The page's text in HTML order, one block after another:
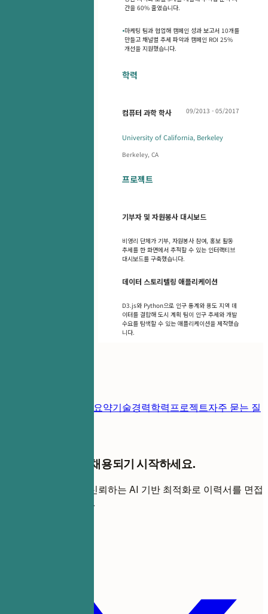
간을 60% 줄였습니다.
•마케팅 팀과 협업해 캠페인 성과 보고서 10개를
만들고 채널별 추세 파악과 캠페인 ROI 25%
개선을 지원했습니다.
학력
컴퓨터 과학 학사 09/2013 - 05/2017
University of California, Berkeley
Berkeley, CA
프로젝트
기부자 및 자원봉사 대시보드
비영리 단체가 기부, 자원봉사 참여, 홍보 활동
추세를 한 화면에서 추적할 수 있는 인터랙티브
대시보드를 구축했습니다.
데이터 스토리텔링 애플리케이션
D3.js와 Python으로 인구 통계와 용도 지역 데
이터를 결합해 도시 계획 팀이 인구 추세와 개발
수요를 탐색할 수 있는 애플리케이션을 제작했습
니다.
요약기술경력학력프로젝트자주 묻는 질
지원을 멈추세요. 채용되기 시작하세요.
전 세계 구직자들이 신뢰하는 AI 기반 최적화로 이력서를 면접
자석으로 변환하세요.